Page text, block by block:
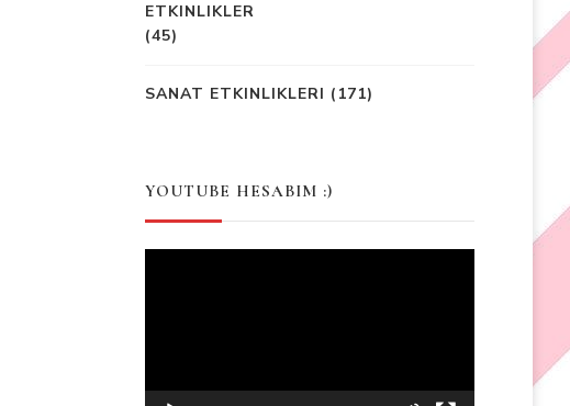
ETKINLIKLER
(45)
SANAT ETKINLIKLERI (171)
YOUTUBE HESABIM :)